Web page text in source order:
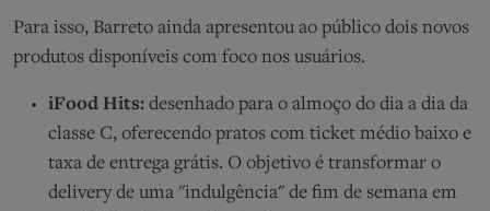
Para isso, Barreto ainda apresentou ao público dois novos
produtos disponíveis com foco nos usuários.
iFood Hits: desenhado para o almoço do dia a dia da
classe C, oferecendo pratos com ticket médio baixo e
taxa de entrega grátis. O objetivo é transformar o
delivery de uma "indulgência" de fim de semana em